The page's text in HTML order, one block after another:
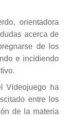
orientadora
acerca de
de los
e incidiendo
Videojuego ha
entre los
de la materia